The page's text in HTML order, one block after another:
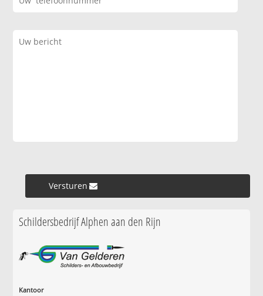
Versturen »
Schildersbedrijf Alphen aan den Rijn
Kantoor